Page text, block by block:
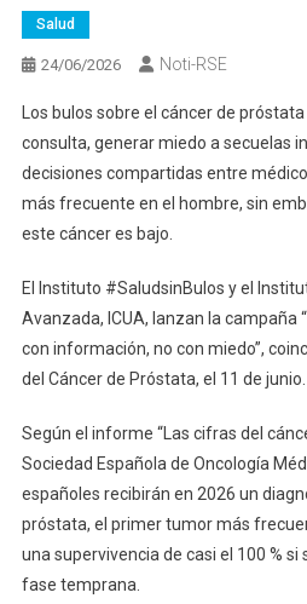
Salud
24/06/2026 Noti-RSE
Los bulos sobre el cáncer de
consulta, generar miedo a secuelas
decisiones compartidas entre
más frecuente en el hombre, sin
este cáncer es bajo.
El Instituto #SaludsinBulos y el
Avanzada, ICUA, lanzan la campaña
con información, no con miedo”,
del Cáncer de Próstata, el 11 de junio.
Según el informe “Las cifras del
Sociedad Española de Oncología
españoles recibirán en 2026 un
próstata, el primer tumor más
una supervivencia de casi el 100 %
fase temprana.